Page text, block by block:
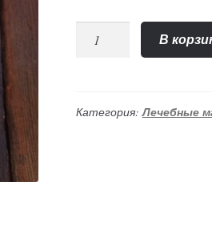
"Сахачаради"
150гр
В
Категория:Лечебные